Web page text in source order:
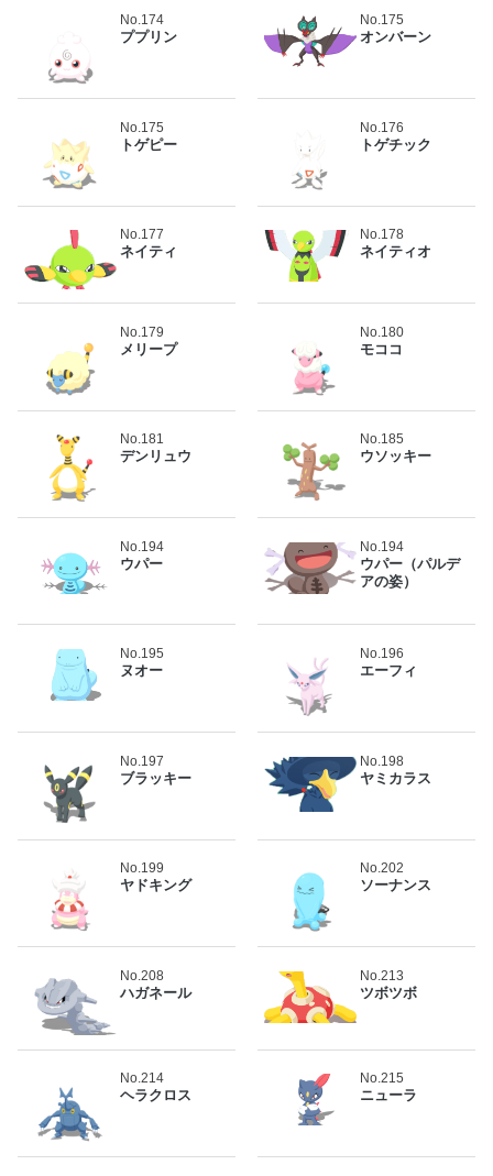
No.174
ププリン
No.175
オンバーン
No.175
トゲピー
No.176
トゲチック
No.177
ネイティ
No.178
ネイティオ
No.179
メリープ
No.180
モココ
No.181
デンリュウ
No.185
ウソッキー
No.194
ウパー
No.194
ウパー（パルデ
アの姿）
No.195
ヌオー
No.196
エーフィ
No.197
ブラッキー
No.198
ヤミカラス
No.199
ヤドキング
No.202
ソーナンス
No.208
ハガネール
No.213
ツボツボ
No.214
ヘラクロス
No.215
ニューラ